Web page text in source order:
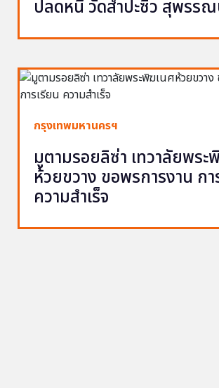
ปลดหนี้ วัดสำปะซิว สุพรร
กรุงเทพมหานครฯ
มูตามรอยลิซ่า เทวาลัยพระ
ห้วยขวาง ขอพรการงาน กา
ความสำเร็จ